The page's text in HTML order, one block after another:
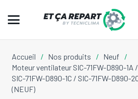
Accueil / Nos produits / Neuf
/
Moteur ventilateur SIC-71FW-D890-1A
SIC-71FW-D890-1C / SIC-71FW-D890-
(NEUF)